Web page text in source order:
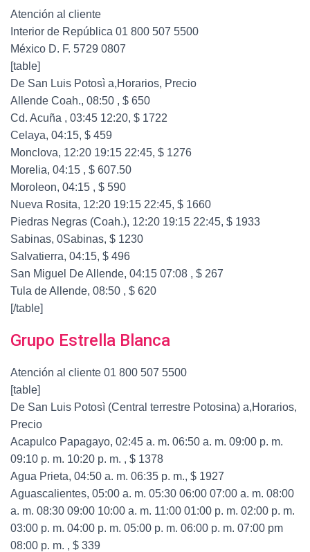
Atención al cliente
Interior de República 01 800 507 5500
México D. F. 5729 0807
[table]
De San Luis Potosì a,Horarios, Precio
Allende Coah., 08:50 , $ 650
Cd. Acuña , 03:45 12:20, $ 1722
Celaya, 04:15, $ 459
Monclova, 12:20 19:15 22:45, $ 1276
Morelia, 04:15 , $ 607.50
Moroleon, 04:15 , $ 590
Nueva Rosita, 12:20 19:15 22:45, $ 1660
Piedras Negras (Coah.), 12:20 19:15 22:45, $ 1933
Sabinas, 0Sabinas, $ 1230
Salvatierra, 04:15, $ 496
San Miguel De Allende, 04:15 07:08 , $ 267
Tula de Allende, 08:50 , $ 620
[/table]
Grupo Estrella Blanca
Atención al cliente 01 800 507 5500
[table]
De San Luis Potosì (Central terrestre Potosina) a,Horarios,
Precio
Acapulco Papagayo, 02:45 a. m. 06:50 a. m. 09:00 p. m.
09:10 p. m. 10:20 p. m. , $ 1378
Agua Prieta, 04:50 a. m. 06:35 p. m., $ 1927
Aguascalientes, 05:00 a. m. 05:30 06:00 07:00 a. m. 08:00
a. m. 08:30 09:00 10:00 a. m. 11:00 01:00 p. m. 02:00 p. m.
03:00 p. m. 04:00 p. m. 05:00 p. m. 06:00 p. m. 07:00 pm
08:00 p. m. , $ 339